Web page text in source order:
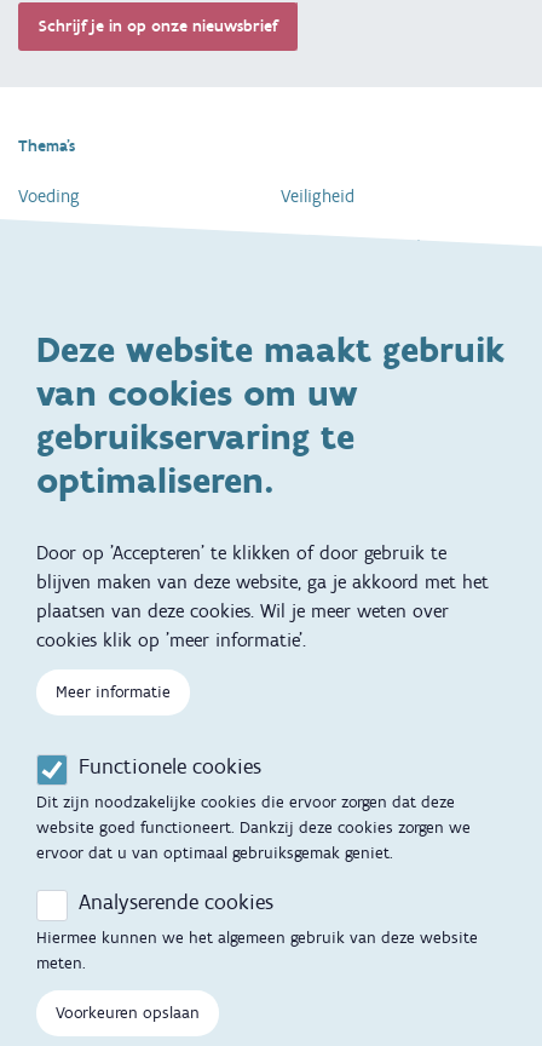
Deze website maakt gebruik
van cookies om uw
gebruikservaring te
optimaliseren.
Door op 'Accepteren' te klikken of door gebruik te
blijven maken van deze website, ga je akkoord met het
plaatsen van deze cookies. Wil je meer weten over
cookies klik op 'meer informatie'.
Meer informatie
Functionele cookies
Dit zijn noodzakelijke cookies die ervoor zorgen dat deze
website goed functioneert. Dankzij deze cookies zorgen we
ervoor dat u van optimaal gebruiksgemak geniet.
Analyserende cookies
Hiermee kunnen we het algemeen gebruik van deze website
meten.
Voorkeuren opslaan
Schrijf je in op onze nieuwsbrief
Thema's
Voeding
Ontwikkeling en gedrag
Specifieke
ondersteuningsbehoefte
Zwangerschap en geboorte
Slapen
Veiligheid
Dagelijkse verzorging
Gezinsleven
Adoptie
Kinderwens
Voet
Kind en Gezin diensten
Aanbod tijdens de
zwangerschap
Opvoedingsondersteuning
Kinderopvang
Hulp en contact
Contactfomulier
Opgroeipunt
Vertalingen
Mijn Opgroeien